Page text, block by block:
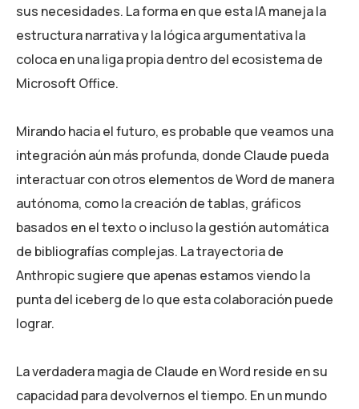
sus necesidades. La forma en que esta IA maneja la
estructura narrativa y la lógica argumentativa la
coloca en una liga propia dentro del ecosistema de
Microsoft Office.
Mirando hacia el futuro, es probable que veamos una
integración aún más profunda, donde Claude pueda
interactuar con otros elementos de Word de manera
autónoma, como la creación de tablas, gráficos
basados en el texto o incluso la gestión automática
de bibliografías complejas. La trayectoria de
Anthropic sugiere que apenas estamos viendo la
punta del iceberg de lo que esta colaboración puede
lograr.
La verdadera magia de Claude en Word reside en su
capacidad para devolvernos el tiempo. En un mundo